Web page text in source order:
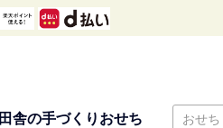
田舎の手づくりおせち